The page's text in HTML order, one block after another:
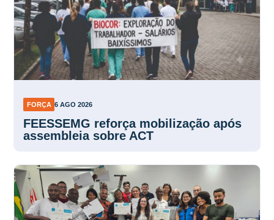
FORÇA 6 AGO 2026
FEESSEMG reforça mobilização após
assembleia sobre ACT